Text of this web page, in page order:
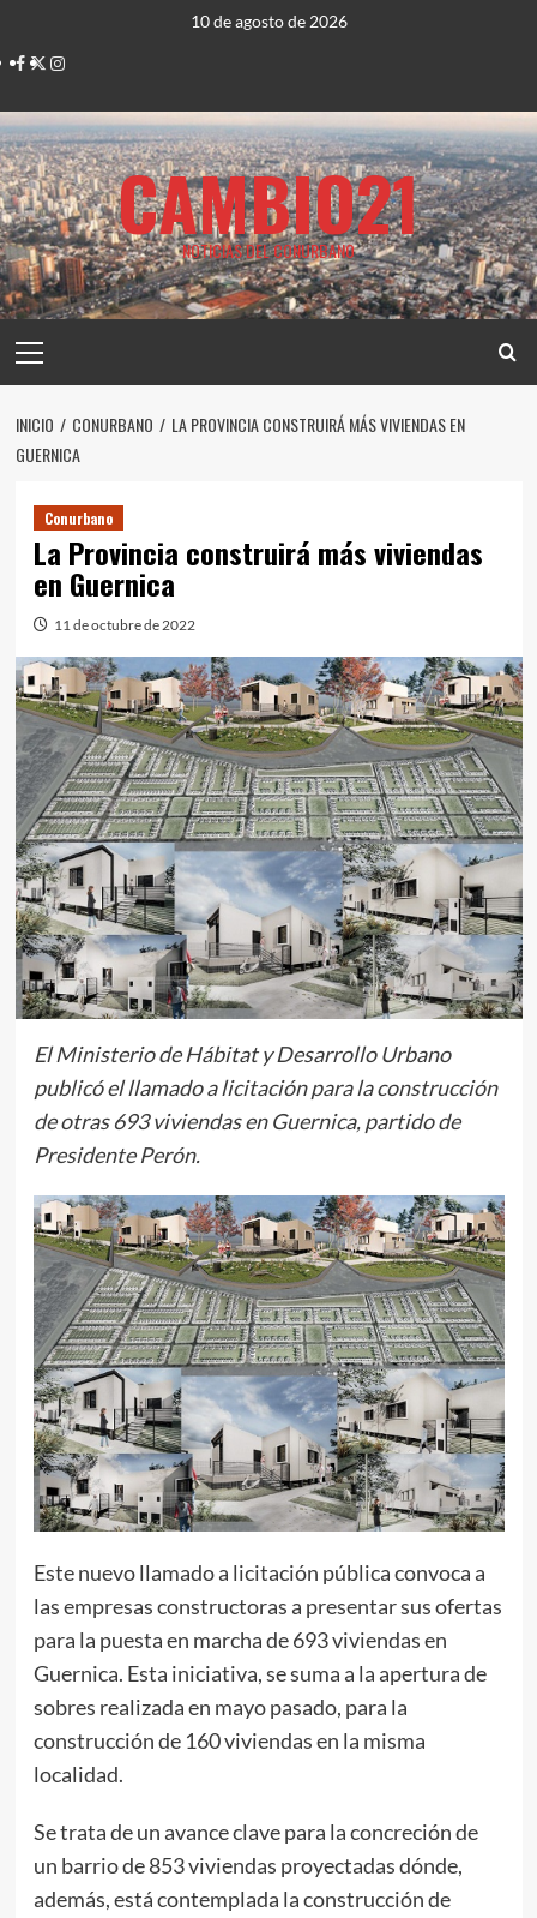
contenido
10 de agosto de 2026
Facebook
TwitterInstagram
CAMBIO21
NOTICIAS DEL CONURBANO
principal
INICIO CONURBANO
LA PROVINCIA CONSTRUIRÁ MÁS VIVIENDAS EN
GUERNICA
Conurbano
La Provincia construirá más viviendas
en Guernica
11 de octubre de 2022
El Ministerio de Hábitat y Desarrollo Urbano
publicó el llamado a licitación para la construcción
de otras 693 viviendas en Guernica, partido de
Presidente Perón.
Este nuevo llamado a licitación pública convoca a
las empresas constructoras a presentar sus ofertas
para la puesta en marcha de 693 viviendas en
Guernica. Esta iniciativa, se suma a la apertura de
sobres realizada en mayo pasado, para la
construcción de 160 viviendas en la misma
localidad.
Se trata de un avance clave para la concreción de
un barrio de 853 viviendas proyectadas dónde,
además, está contemplada la construcción de